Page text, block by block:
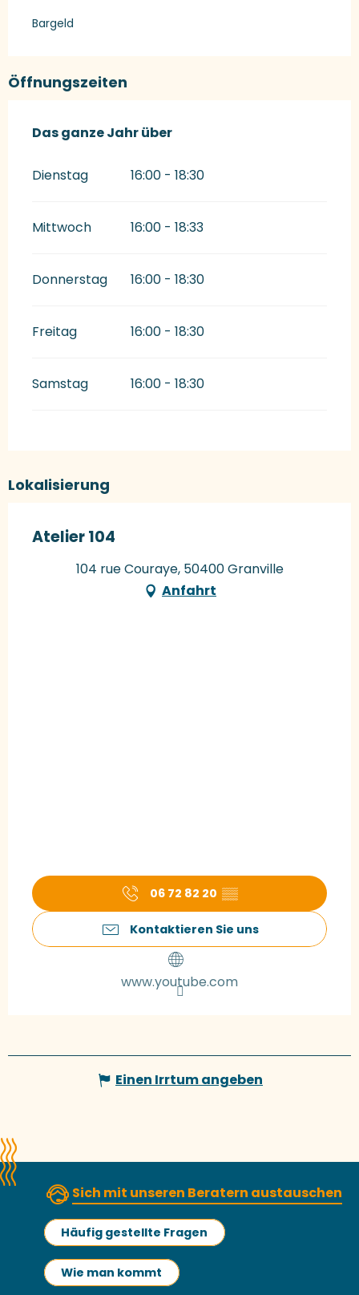
Bargeld
Öffnungszeiten
Das ganze Jahr über
Das ganze Jahr über
Dienstag 16:00 - 18:30
Mittwoch 16:00 - 18:33
Donnerstag 16:00 - 18:30
Freitag 16:00 - 18:30
Samstag 16:00 - 18:30
Lokalisierung
Atelier 104
104 rue Couraye, 50400 Granville
Anfahrt
06 72 82 20 ▒▒
Kontaktieren Sie uns
www.youtube.com
Einen Irrtum angeben
Sich mit unseren Beratern austauschen
Häufig gestellte Fragen
Wie man kommt